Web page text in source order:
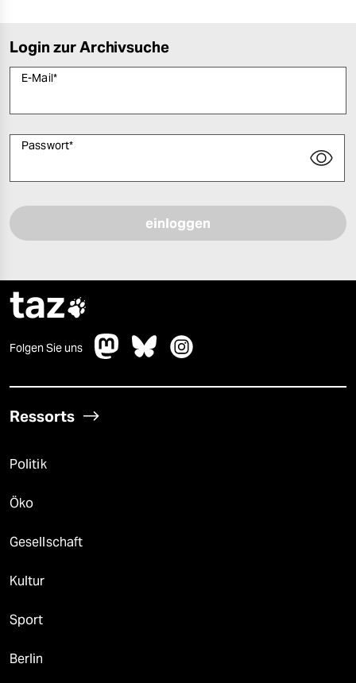
Login zur Archivsuche
E-Mail*
Passwort*
taz
Folgen Sie uns
Ressorts
Politik
Öko
Gesellschaft
Kultur
Sport
Berlin